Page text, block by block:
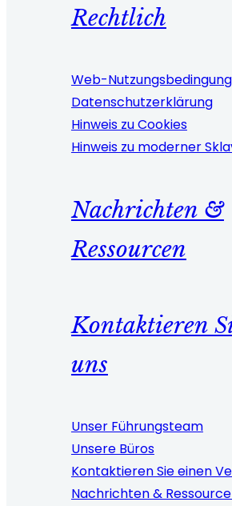
Rechtlich
Web-
Datenschutzerklärung
Hinweis zu Cookies
Hinweis zu moderner
Nachrichten &
Ressourcen
Kontaktieren
uns
Unser Führungsteam
Unsere Büros
Kontaktieren Sie einen
Nachrichten &